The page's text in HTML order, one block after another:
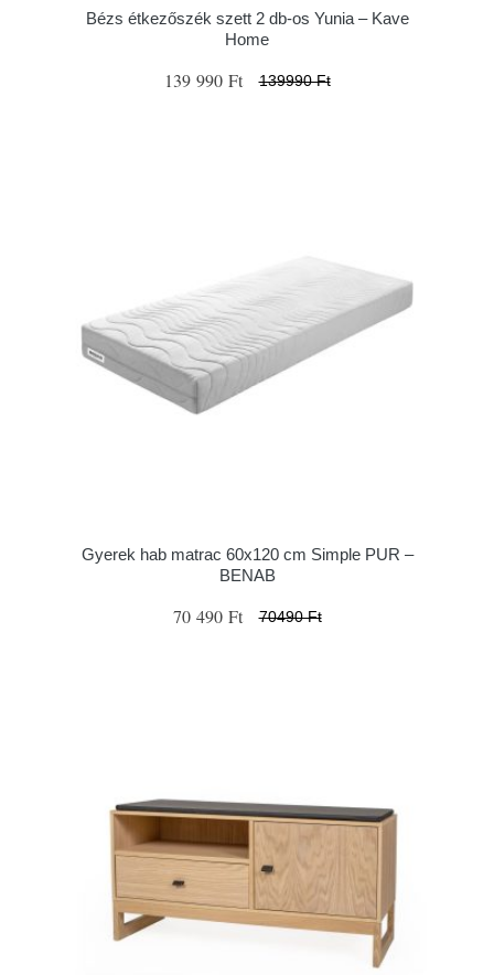
Bézs étkezőszék szett 2 db-os Yunia – Kave
Home
139 990 Ft 139990 Ft
Gyerek hab matrac 60x120 cm Simple PUR –
BENAB
70 490 Ft 70490 Ft